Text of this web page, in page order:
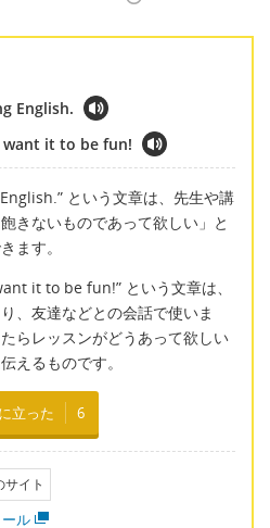
English.
want it to be fun!
という文章は、先生や講
きないものであって欲しい」と
ます。
it to be fun!” という文章は、
、友達などとの会話で使いま
らレッスンがどうあって欲しい
えるものです。
立った 6
サイト
ル